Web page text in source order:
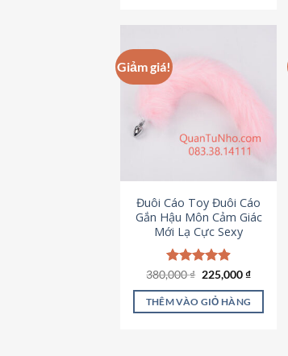
Giảm giá!
Đuôi Cáo Toy Đuôi Cáo
Gắn Hậu Môn Cảm Giác
Mới Lạ Cực Sexy
Được xếp
5 sao
380,000₫ Giá
là:
380,000 ₫.
225,000₫Giá
tại
là:
THÊM VÀO GIỎ HÀNG